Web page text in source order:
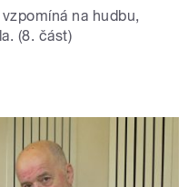
na hudbu,
(8. část)